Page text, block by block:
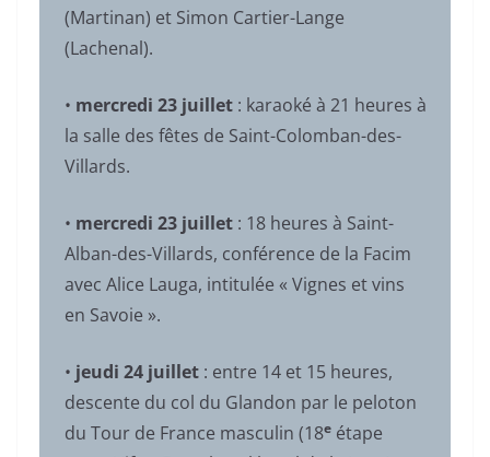
(Martinan) et Simon Cartier-Lange
(Lachenal).
• mercredi 23 juillet: karaoké à 21 heures à
la salle des fêtes de Saint-Colomban-des-
Villards.
• mercredi 23 juillet: 18 heures à Saint-
Alban-des-Villards, conférence de la Facim
avec Alice Lauga, intitulée « Vignes et vins
en Savoie ».
• jeudi 24 juillet: entre 14 et 15 heures,
descente du col du Glandon par le peloton
du Tour de France masculin (18eétape